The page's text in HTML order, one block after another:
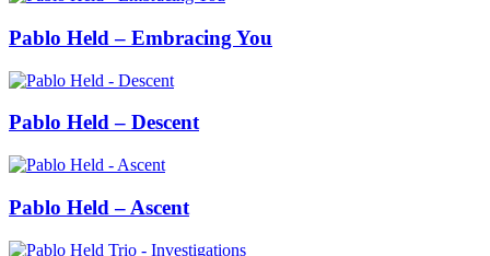
Pablo Held – Embracing You
Pablo Held – Descent
Pablo Held – Ascent